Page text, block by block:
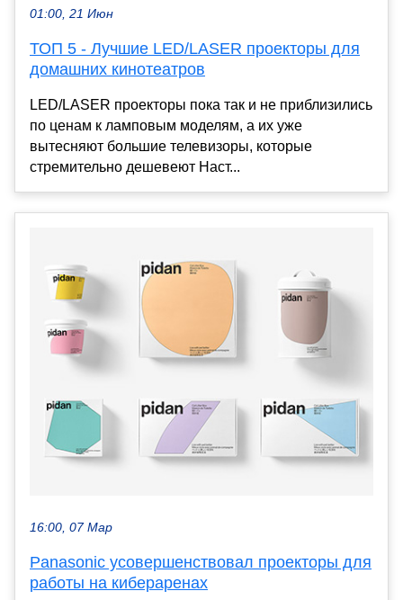
01:00, 21 Июн
ТОП 5 - Лучшие LED/LASER проекторы для
домашних кинотеатров
LED/LASER проекторы пока так и не приблизились
по ценам к ламповым моделям, а их уже
вытесняют большие телевизоры, которые
стремительно дешевеют Наст...
16:00, 07 Мар
Panasonic усовершенствовал проекторы для
работы на кибераренах